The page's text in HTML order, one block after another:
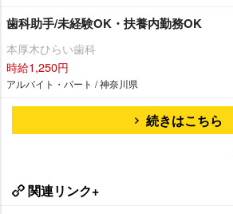
歯科助手/未経験OK・扶養内勤務OK
本厚木ひらい歯科
時給1,250円
アルバイト・パート / 神奈川県
続きはこちら
関連リンク+